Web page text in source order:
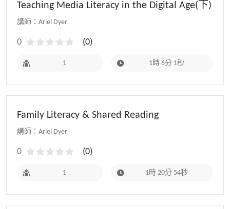
Teaching Media Literacy in the Digital Age(下)
講師：Ariel Dyer
0 (0)
1 1時 6分 1秒
Family Literacy & Shared Reading
講師：Ariel Dyer
0 (0)
1 1時 20分 54秒